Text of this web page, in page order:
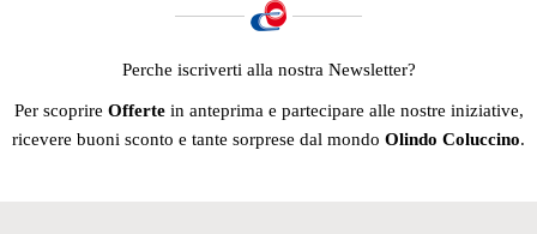
Perche iscriverti alla nostra Newsletter?
Per scoprire Offertein anteprima e partecipare alle nostre iniziative,
ricevere buoni sconto e tante sorprese dal mondo Olindo Coluccino.